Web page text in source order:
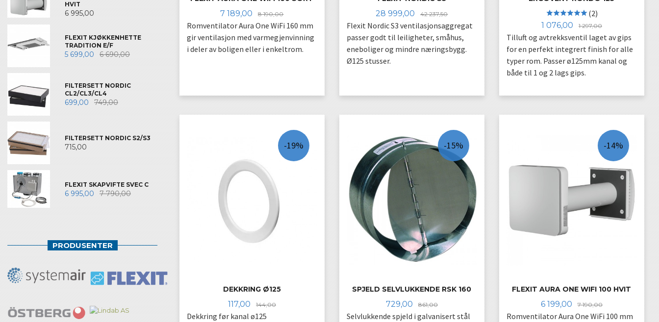
HVIT
6 995,00
FLEXIT KJØKKENHETTE
TRADITION E/F
5 699,00 6 690,00
FILTERSETT NORDIC
CL2/CL3/CL4
699,00 749,00
FILTERSETT NORDIC S2/S3
715,00
FLEXIT SKAPVIFTE SVEC C
6 995,00 7 790,00
PRODUSENTER
Tilbud
7 189,00 8 190,00Rabatt
KJØP
Romventilator Aura One WiFi 160 mm
gir ventilasjon med varmegjenvinning
i deler av boligen eller i enkeltrom.
Tilbud
28 999,00 42 237,50Rabatt
LES MER
Flexit Nordic S3 ventilasjonsaggregat
passer godt til leiligheter, småhus,
eneboliger og mindre næringsbygg.
Ø125 stusser.
(2)
Tilbud
1 076,00 1 297,00Rabatt
KJØP
Tilluft og avtrekksventil laget av gips
for en perfekt integrert finish for alle
typer rom. Passer ø125mm kanal og
både til 1 og 2 lags gips.
DEKKRING Ø125
Tilbud
117,00 144,00Rabatt
-19%
Dekkring før kanal ø125
SPJELD SELVLUKKENDE RSK 160
Tilbud
729,00 861,00Rabatt
-15%
Selvlukkende spjeld i galvanisert stål
FLEXIT AURA ONE WIFI 100 HVIT
Tilbud
6 199,00 7 190,00Rabatt
-14%
Romventilator Aura One WiFi 100 mm